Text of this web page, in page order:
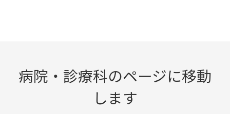
病院・診療科のページに移動
します